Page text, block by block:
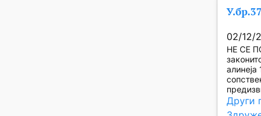
02/12/
НЕ СЕ
Други